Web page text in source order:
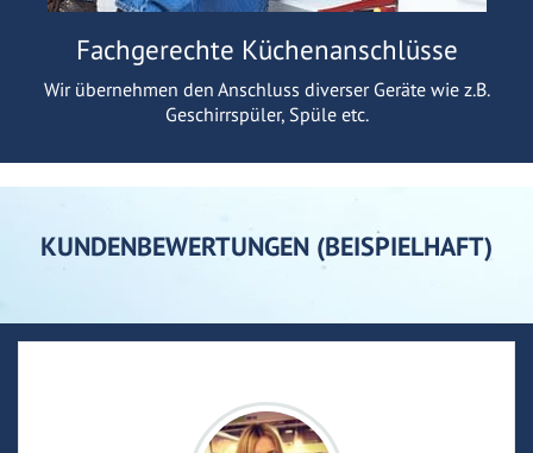
Fachgerechte Küchenanschlüsse
Wir übernehmen den Anschluss diverser Geräte wie z.B.
Geschirrspüler, Spüle etc.
KUNDENBEWERTUNGEN (BEISPIELHAFT)